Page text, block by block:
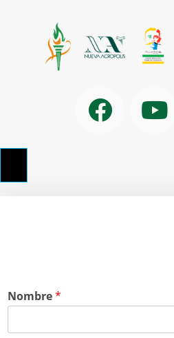
Nombre*